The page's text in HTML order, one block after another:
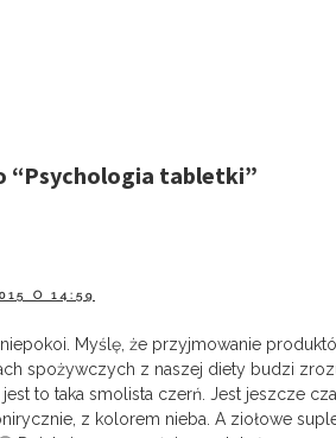
“Psychologia tabletki”
O 14:59
Myślę, że przyjmowanie
spożywczych z naszej diety budzi
to taka smolista czerń. Jest jeszcze
z kolorem nieba. A ziołowe